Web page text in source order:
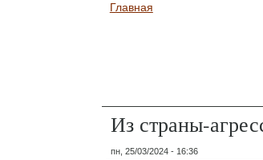
Вы здесь
Главная
Из страны-
пн, 25/03/2024 - 16:36